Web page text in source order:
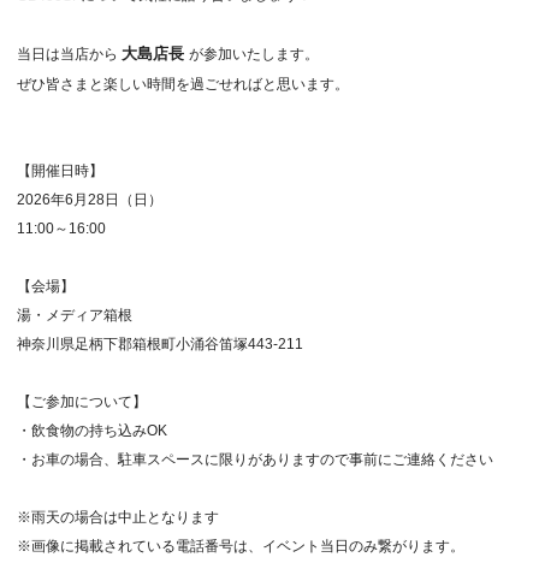
当日は当店から 大島店長 が参加いたします。
ぜひ皆さまと楽しい時間を過ごせればと思います。
【開催日時】
2026年6月28日（日）
11:00～16:00
【会場】
湯・メディア箱根
神奈川県足柄下郡箱根町小涌谷笛塚443-211
【ご参加について】
・飲食物の持ち込みOK
・お車の場合、駐車スペースに限りがありますので事前にご連絡ください
※雨天の場合は中止となります
※画像に掲載されている電話番号は、イベント当日のみ繋がります。